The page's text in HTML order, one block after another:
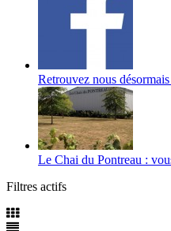
Retrouvez nous
Le Chai du Pontreau :
Filtres actifs